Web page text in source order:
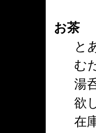
お茶
と
む
湯
欲
在